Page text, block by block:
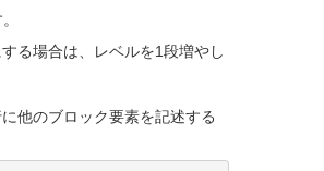
る場合は、レベルを1段増やし
に他のブロック要素を記述する